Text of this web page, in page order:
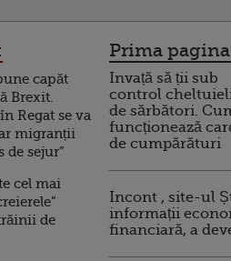
capăt
Brexit.
Regat se va
migranții
sejur”
cel mai
de
Prima
Invață să ții sub
control
de sărbători.
funcționează
de cumpărături
Incont , site-ul
informații
financiară, a